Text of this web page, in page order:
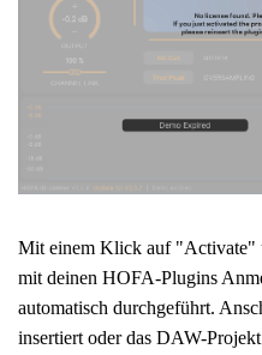
Mit einem Klick auf "Activate"
mit deinen HOFA-Plugins
automatisch durchgeführt.
insertiert oder das DAW-